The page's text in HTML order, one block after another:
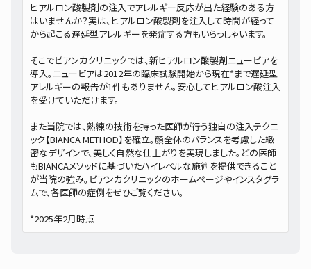
ヒアルロン酸製剤の注入でアレルギー反応が出た経験のある方
はいませんか？実は、ヒアルロン酸製剤を注入して時間が経って
から起こる遅延型アレルギーを発症する方もいらっしゃいます。
そこでビアンカクリニックでは、新ヒアルロン酸製剤ニュービアを
導入。ニュービアは2012年の臨床試験開始から現在*まで遅延型
アレルギーの報告が1件もありません。安心してヒアルロン酸注入
を受けていただけます。
また当院では、熟練の技術を持った医師が行う独自の注入テクニ
ック【BIANCA METHOD】を確立。顔全体のバランスを考慮した緻
密なデザインで、美しく自然な仕上がりを実現しました。どの医師
もBIANCAメソッドに基づいたハイレベルな施術を提供できること
が当院の強み。ビアンカクリニックのホームページやインスタグラ
ムで、各医師の症例をぜひご覧ください。
*2025年2月時点